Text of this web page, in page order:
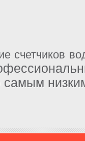
счетчиков
самым